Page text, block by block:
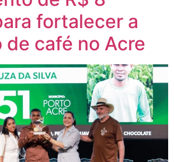
fortalecer a
de café no Acre